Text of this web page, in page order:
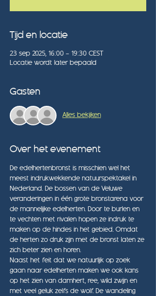
Tijd en locatie
23 sep 2025, 16:00 – 19:30 CEST
Locatie wordt later bepaald
Gasten
Alles bekijken
Over het evenement
De edelhertenbronst is misschien wel het
meest indrukwekkende natuurspektakel in
Nederland. De bossen van de Veluwe
veranderingen in één grote bronstarena voor
de mannelijke edelherten. Door te burlen en
te vechten met rivalen hopen ze indruk te
maken op de hindes in het gebied. Omdat
de herten zo druk zijn met de bronst laten ze
zich beter zien en horen.
Naast het feit dat we natuurlijk op zoek
gaan naar edelherten maken we ook kans
op het zien van damhert, ree, wild zwijn en
met veel geluk zelfs de wolf. De wandeling